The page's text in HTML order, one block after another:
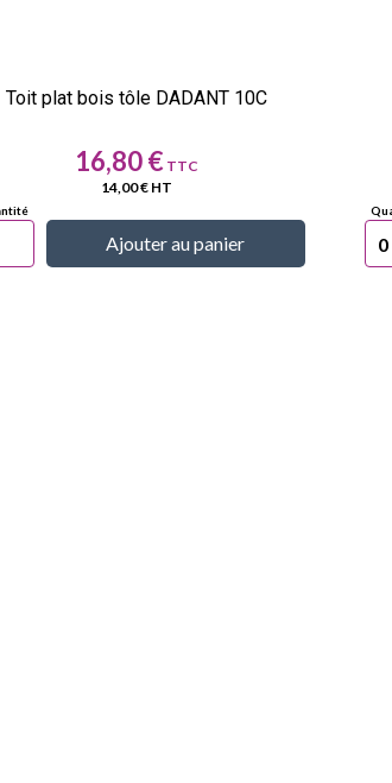
Toit plat bois tôle DADANT 10C
Prix
16,80 €
14,00 € HT
Ajouter au panier